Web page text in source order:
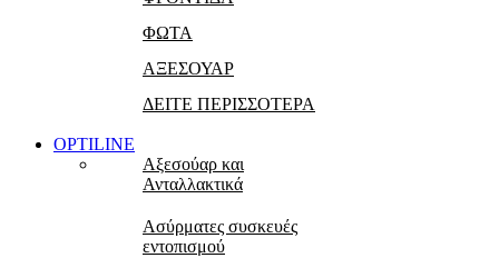
ΦΩΤΑ
ΑΞΕΣΟΥΑΡ
ΔΕΙΤΕ ΠΕΡΙΣΣΟΤΕΡΑ
OPTILINE
Αξεσούαρ και
Ανταλλακτικά
Ασύρματες συσκευές
εντοπισμού